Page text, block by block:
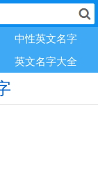
中性英文名字
英文名字大全